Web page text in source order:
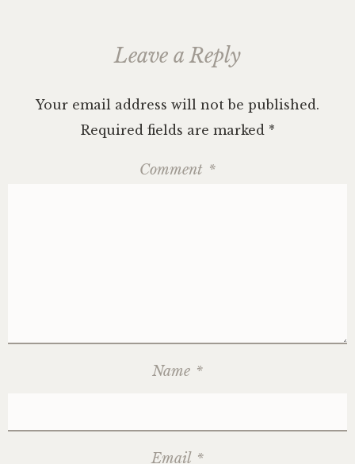
Leave a Reply
Your email address will not be published.
Required fields are marked *
Comment *
Name *
Email *